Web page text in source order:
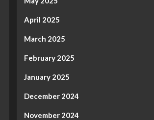
April 2025
March 2025
February 2025
January 2025
December 2024
November 2024